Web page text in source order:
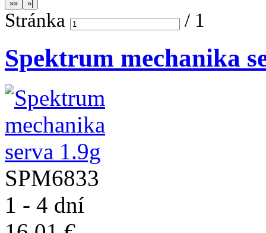
Stránka / 1
Spektrum mechanika
SPM6833
1 - 4 dní